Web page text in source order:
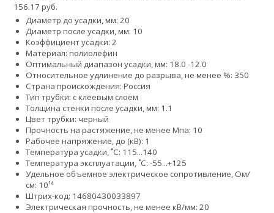
156.17 руб.
Диаметр до усадки, мм: 20
Диаметр после усадки, мм: 10
Коэффициент усадки: 2
Материал: полиолефин
Оптимальный диапазон усадки, мм: 18.0 -12.0
Относительное удлинение до разрыва, не менее %: 350
Страна происхождения: Россия
Тип трубки: с клеевым слоем
Толщина стенки после усадки, мм: 1.1
Цвет трубки: черный
Прочность на растяжение, не менее Мпа: 10
Рабочее напряжение, до (кВ): 1
Температура усадки, ˚С: 115...140
Температура эксплуатации, ˚С: -55...+125
Удельное объемное электрическое сопротивление, Ом/
см: 10¹⁴
Штрих-код: 14680430033897
Электрическая прочность, не менее кВ/мм: 20